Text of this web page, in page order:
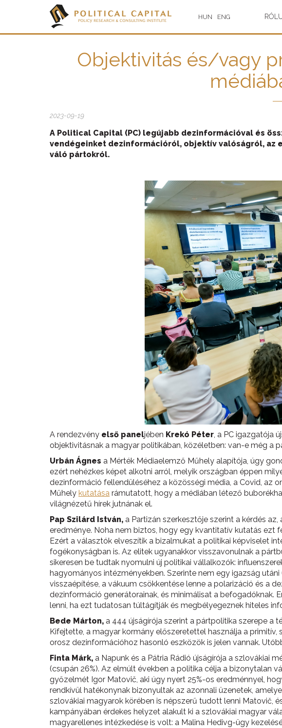
HUN ENG
Objektivitás és/vagy
2023-09-19
A Political Capital (PC) legújabb dezinformációval és
vendégeinket dezinformációról, objektív valóságról, az
váló pártokról.
A rendezvény első paneljében Krekó Péter, a PC igazgatója
objektivitásnak a magyar politikában, közéletben: van-e még a
Urbán Ágnes a Mérték Médiaelemző Műhely alapítója, úgy
ezért nehézkes képet alkotni arról, melyik országban éppen
dezinformáció fellendüléséhez a közösségi média, a Covid, az
Műhely kutatása rámutatott, hogy a médiában létező
világnézetű hírek jutnának el.
Pap Szilárd István, a Partizán szerkesztője szerint a kérdés
eredménye. Noha nem biztos, hogy egy kvantitatív kutatás ezt
Ezért a választók elveszítik a bizalmukat a politikai képviselet
fogékonyságban is. Az elitek ugyanakkor visszavonulnak a
sikeresen be tudtak nyomulni új politikai vállalkozók:
hagyományos intézményekben. Szerinte nem egy igazság
visszaépítése, a vákuum csökkentése lenne a polarizáció és a
dezinformáció generátorainak, és minimálisat a
lenni, ha ezt tudatosan túltágítják és megbélyegeznek hiteles
Bede Márton, a 444 újságírója szerint a pártpolitika szerepe a
Kifejtette, a magyar kormány előszeretettel használja a
orosz dezinformációhoz hasonló eszközök is jelen vannak.
Finta Márk, a Napunk és a Pátria Rádió újságírója a szlovákiai
(csupán 26%). Az elmúlt években a politika célja a bizonytalan
győzelmét Igor Matovič, aki úgy nyert 25%-os eredménnyel,
rendkívül hatékonynak bizonyultak az azonnali üzenetek,
szlovákiai magyarok körében is népszerű tudott lenni Matovič,
kampányában érdekes helyzet alakult ki a szlovákiai magyar
magyarellenes intézkedése is volt: a Malina Hedivg-ügy